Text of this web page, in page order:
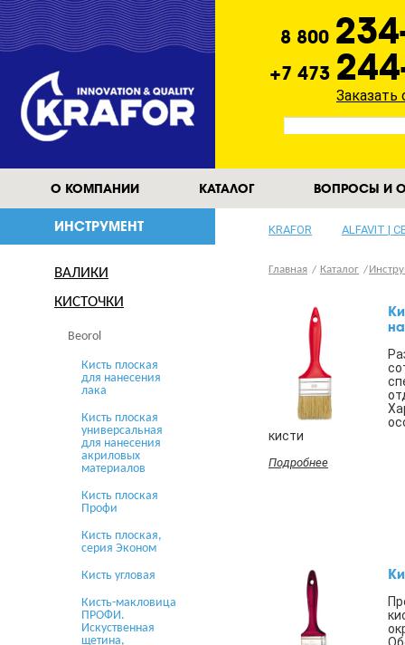
8 800
+7 473
Заказать
О КОМПАНИИ КАТАЛОГ ВОПРОСЫ И
ИНСТРУМЕНТ
ВАЛИКИ
КИСТОЧКИ
Beorol
Кисть плоская
для нанесения
лака
Кисть плоская
универсальная
для нанесения
акриловых
материалов
Кисть плоская
Профи
Кисть плоская,
серия Эконом
Кисть угловая
Кисть-макловица
ПРОФИ.
Искуственная
щетина,
KRAFOR ALFAVIT |
Главная Каталог
кисти
Подробнее